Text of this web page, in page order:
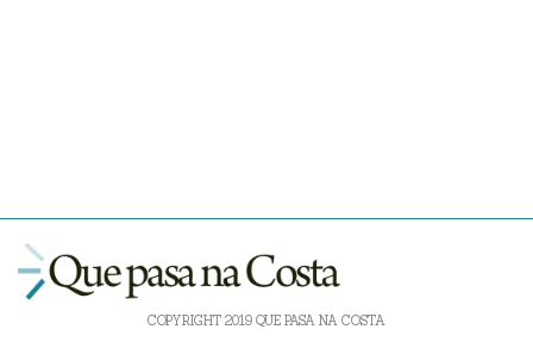
COPYRIGHT 2019 QUE PASA NA COSTA